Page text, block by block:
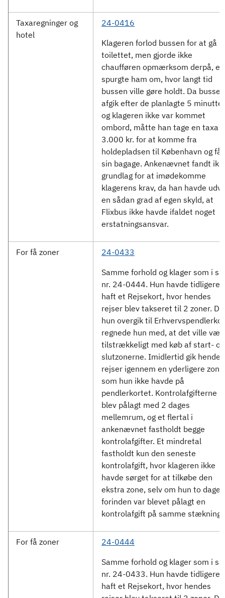
Taxaregninger og
hotel
24-0416
Klageren forlod bussen for at gå
toilettet, men gjorde ikke
chaufføren opmærksom derpå,
spurgte ham om, hvor langt tid
bussen ville gøre holdt. Da bussen
afgik efter de planlagte 5
og klageren ikke var kommet
ombord, måtte han tage en taxa
3.000 kr. for at komme fra
holdepladsen til København og få
sin bagage. Ankenævnet fandt
grundlag for at imødekomme
klagerens krav, da han havde
en sådan grad af egen skyld, at
Flixbus ikke havde ifaldet noget
erstatningsansvar.
For få zoner
24-0433
Samme forhold og klager som i
nr. 24-0444. Hun havde tidligere
haft et Rejsekort, hvor hendes
rejser blev takseret til 2 zoner. Da
hun overgik til
regnede hun med, at det ville
tilstrækkeligt med køb af start- og
slutzonerne. Imidlertid gik hendes
rejser igennem en yderligere
som hun ikke havde på
pendlerkortet. Kontrolafgifterne
blev pålagt med 2 dages
mellemrum, og et flertal i
ankenævnet fastholdt begge
kontrolafgifter. Et mindretal
fastholdt kun den seneste
kontrolafgift, hvor klageren ikke
havde sørget for at tilkøbe den
ekstra zone, selv om hun to dage
forinden var blevet pålagt en
kontrolafgift på samme stækning.
For få zoner
24-0444
Samme forhold og klager som i
nr. 24-0433. Hun havde tidligere
haft et Rejsekort, hvor hendes